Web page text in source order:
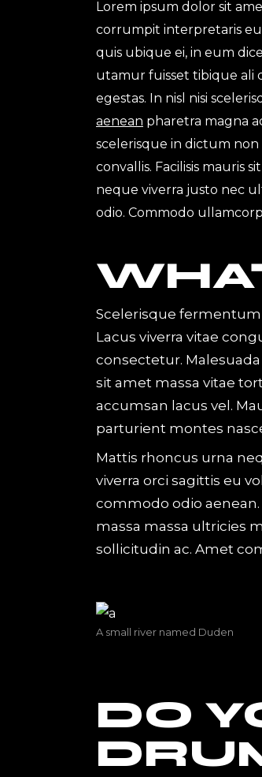
Lorem ipsum dolor sit
corrumpit interpretaris
quis ubique ei, in eum
utamur fuisset tibique ali
egestas. In nisl nisi
aenean pharetra magna
scelerisque in dictum non
convallis. Facilisis mauris
neque viverra justo nec
odio. Commodo
Scelerisque fermentum
Lacus viverra vitae
consectetur.
sit amet massa vitae
accumsan lacus vel.
parturient montes
Mattis rhoncus urna
viverra orci sagittis eu
commodo odio
massa massa ultricies
sollicitudin ac. Amet
A small river named Duden
DO